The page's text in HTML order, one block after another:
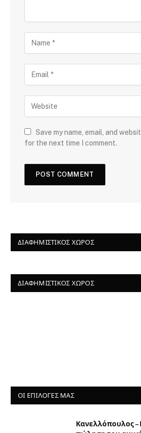
Save my name, email, and
for the next time I comment.
ΔΙΑΦΗΜΙΣΤΙΚΌΣ ΧΏΡΟΣ
ΔΙΑΦΗΜΙΣΤΙΚΌΣ ΧΏΡΟΣ
ΟΙ ΕΠΙΛΟΓΈΣ ΜΑΣ
Κανελλόπουλος –